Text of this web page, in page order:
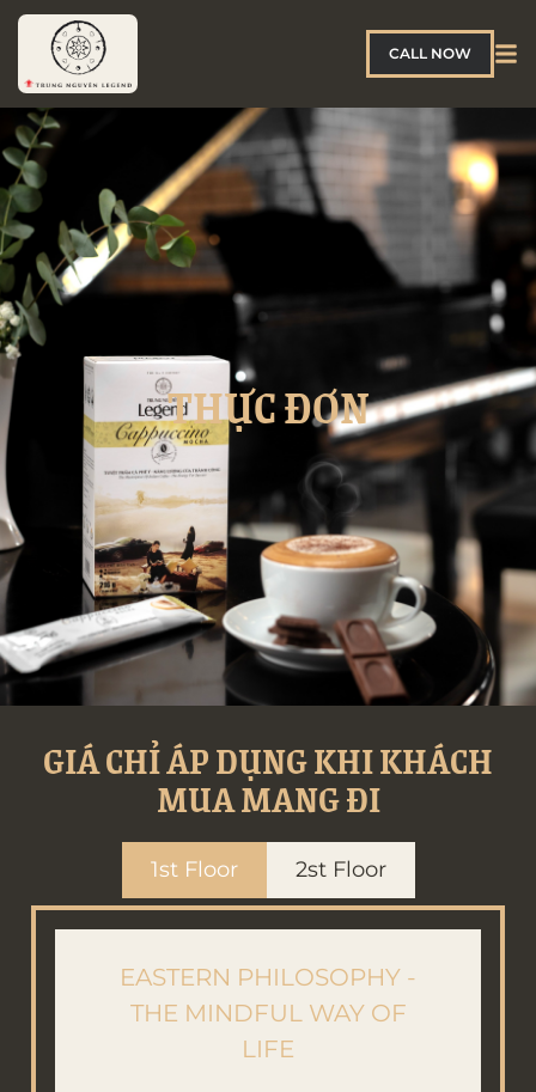
CALL NOW
THỰC ĐƠN
GIÁ CHỈ ÁP DỤNG KHI KHÁCH
MUA MANG ĐI
1st Floor 2st Floor
EASTERN PHILOSOPHY -
THE MINDFUL WAY OF
LIFE